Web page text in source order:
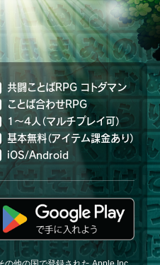
共闘ことばRPG コトダマン
ことば合わせRPG
1～4人（マルチプレイ可）
基本無料（アイテム課金あり）
iOS/Android